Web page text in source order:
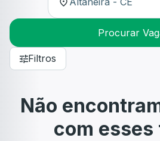
Procurar
Filtros
Não
com